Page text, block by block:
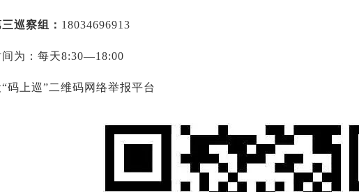
巡察组： 18034696913
为：每天8:30—18:00
“码上巡”二维码网络举报平台